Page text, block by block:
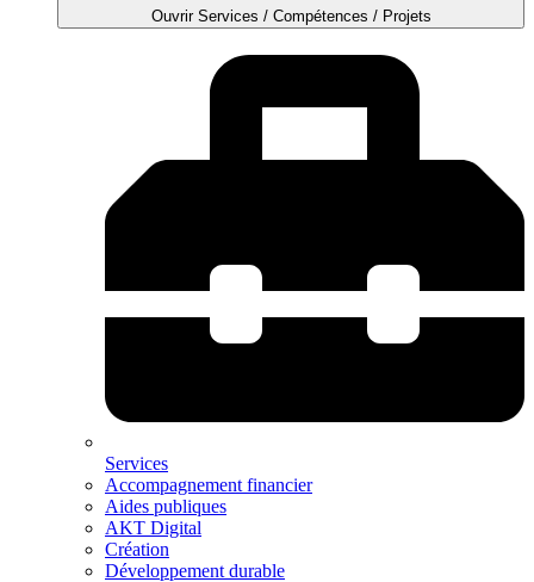
Ouvrir Services / Compétences / Projets
Services
Accompagnement financier
Aides publiques
AKT Digital
Création
Développement durable